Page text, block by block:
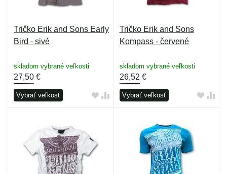
Tričko Erik and Sons Early
Bird - sivé
skladom vybrané veľkosti
27,50 €
Vybrať veľkosť
Tričko Erik and Sons
Kompass - červené
skladom vybrané veľkosti
26,52 €
Vybrať veľkosť